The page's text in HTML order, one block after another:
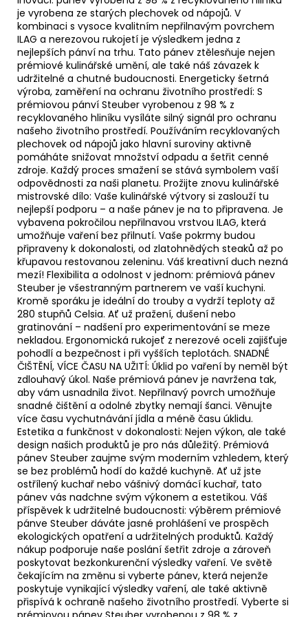
je vyrobena ze starých plechovek od nápojů. V
kombinaci s vysoce kvalitním nepřilnavým povrchem
ILAG a nerezovou rukojetí je výsledkem jedna z
nejlepších pánví na trhu. Tato pánev ztělesňuje nejen
prémiové kulinářské umění, ale také náš závazek k
udržitelné a chutné budoucnosti. Energeticky šetrná
výroba, zaměření na ochranu životního prostředí: S
prémiovou pánví Steuber vyrobenou z 98 % z
recyklovaného hliníku vysíláte silný signál pro ochranu
našeho životního prostředí. Používáním recyklovaných
plechovek od nápojů jako hlavní suroviny aktivně
pomáháte snižovat množství odpadu a šetřit cenné
zdroje. Každý proces smažení se stává symbolem vaší
odpovědnosti za naši planetu. Prožijte znovu kulinářské
mistrovské dílo: Vaše kulinářské výtvory si zaslouží tu
nejlepší podporu – a naše pánev je na to připravena. Je
vybavena pokročilou nepřilnavou vrstvou ILAG, která
umožňuje vaření bez přilnutí. Vaše pokrmy budou
připraveny k dokonalosti, od zlatohnědých steaků až po
křupavou restovanou zeleninu. Váš kreativní duch nezná
mezí! Flexibilita a odolnost v jednom: prémiová pánev
Steuber je všestranným partnerem ve vaší kuchyni.
Kromě sporáku je ideální do trouby a vydrží teploty až
280 stupňů Celsia. Ať už pražení, dušení nebo
gratinování – nadšení pro experimentování se meze
nekladou. Ergonomická rukojeť z nerezové oceli zajišťuje
pohodlí a bezpečnost i při vyšších teplotách. SNADNÉ
ČIŠTĚNÍ, VÍCE ČASU NA UŽITÍ: Úklid po vaření by neměl být
zdlouhavý úkol. Naše prémiová pánev je navržena tak,
aby vám usnadnila život. Nepřilnavý povrch umožňuje
snadné čištění a odolné zbytky nemají šanci. Věnujte
více času vychutnávání jídla a méně času úklidu.
Estetika a funkčnost v dokonalosti: Nejen výkon, ale také
design našich produktů je pro nás důležitý. Prémiová
pánev Steuber zaujme svým moderním vzhledem, který
se bez problémů hodí do každé kuchyně. Ať už jste
ostřílený kuchař nebo vášnivý domácí kuchař, tato
pánev vás nadchne svým výkonem a estetikou. Váš
příspěvek k udržitelné budoucnosti: výběrem prémiové
pánve Steuber dáváte jasné prohlášení ve prospěch
ekologických opatření a udržitelných produktů. Každý
nákup podporuje naše poslání šetřit zdroje a zároveň
poskytovat bezkonkurenční výsledky vaření. Ve světě
čekajícím na změnu si vyberte pánev, která nejenže
poskytuje vynikající výsledky vaření, ale také aktivně
přispívá k ochraně našeho životního prostředí. Vyberte si